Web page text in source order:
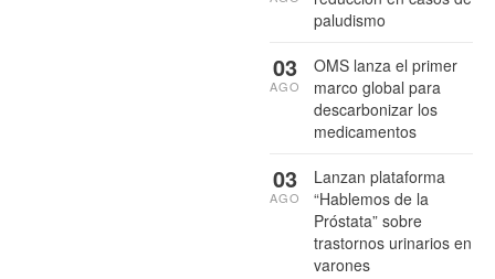
paludismo
OMS lanza el primer
marco global para
descarbonizar los
medicamentos
03
AGO
Lanzan plataforma
“Hablemos de la
Próstata” sobre
trastornos urinarios en
varones
03
AGO